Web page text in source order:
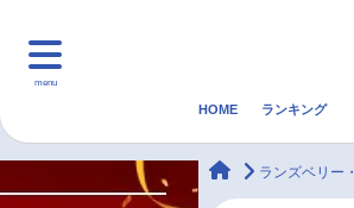
menu
HOME ランキング
animateTimes
ランズベリー